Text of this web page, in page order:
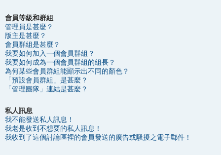
會員等級和群組
管理員是甚麼？
版主是甚麼？
會員群組是甚麼？
我要如何加入一個會員群組？
我要如何成為一個會員群組的組長？
為何某些會員群組能顯示出不同的顏色？
「預設會員群組」是甚麼？
「管理團隊」連結是甚麼？
私人訊息
我不能發送私人訊息！
我老是收到不想要的私人訊息！
我收到了這個討論區裡的會員發送的廣告或騷擾之電子郵件！